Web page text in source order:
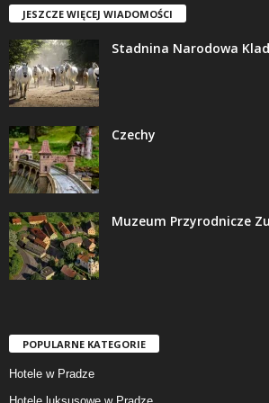
JESZCZE WIĘCEJ WIADOMOŚCI
Stadnina Narodowa
Czechy
Muzeum Przyrodnicze
POPULARNE KATEGORIE
Hotele w Pradze